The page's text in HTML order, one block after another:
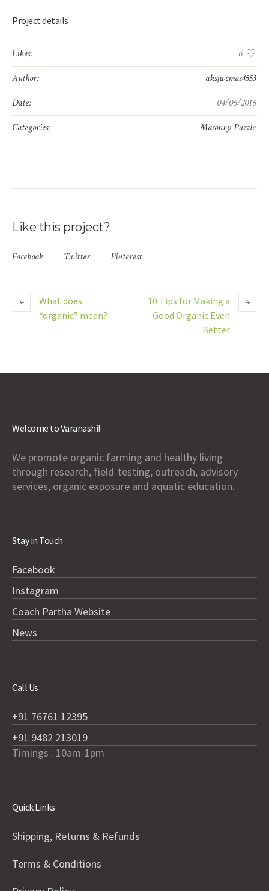
Project details
Likes:
6
Author:
aksjwcmas4553
Date:
04/05/2015
Categories:
Masonry Puzzle
Like this project?
Facebook Twitter Pinterest
What does
“organic” mean?
10 Tips for Making a
Good Organic Even
Better
Welcome to Varanashi!
We promote organic farming and healthy living
through research, field-testing, outreach, advisory
services, organic exposure and aquatic education.
Stay in Touch
Facebook
Instagram
Coach Partha Website
News
Call Us
+91 76761 12395
+91 9482 213019
Timings : 10am-1pm
Quick Links
Shipping, Returns & Refunds
Terms & Conditions